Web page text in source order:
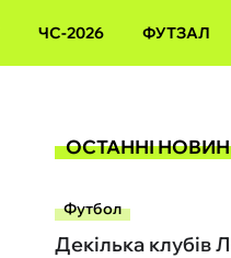
ЧС-2026 ФУТЗАЛ
ОСТАННІ
Футбол
Декілька клубів